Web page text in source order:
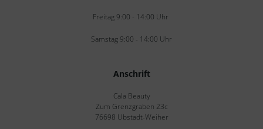
Freitag 9:00 - 14:00 Uhr
Samstag 9:00 - 14:00 Uhr
Anschrift
Cala Beauty
Zum Grenzgraben 23c
76698 Ubstadt-Weiher